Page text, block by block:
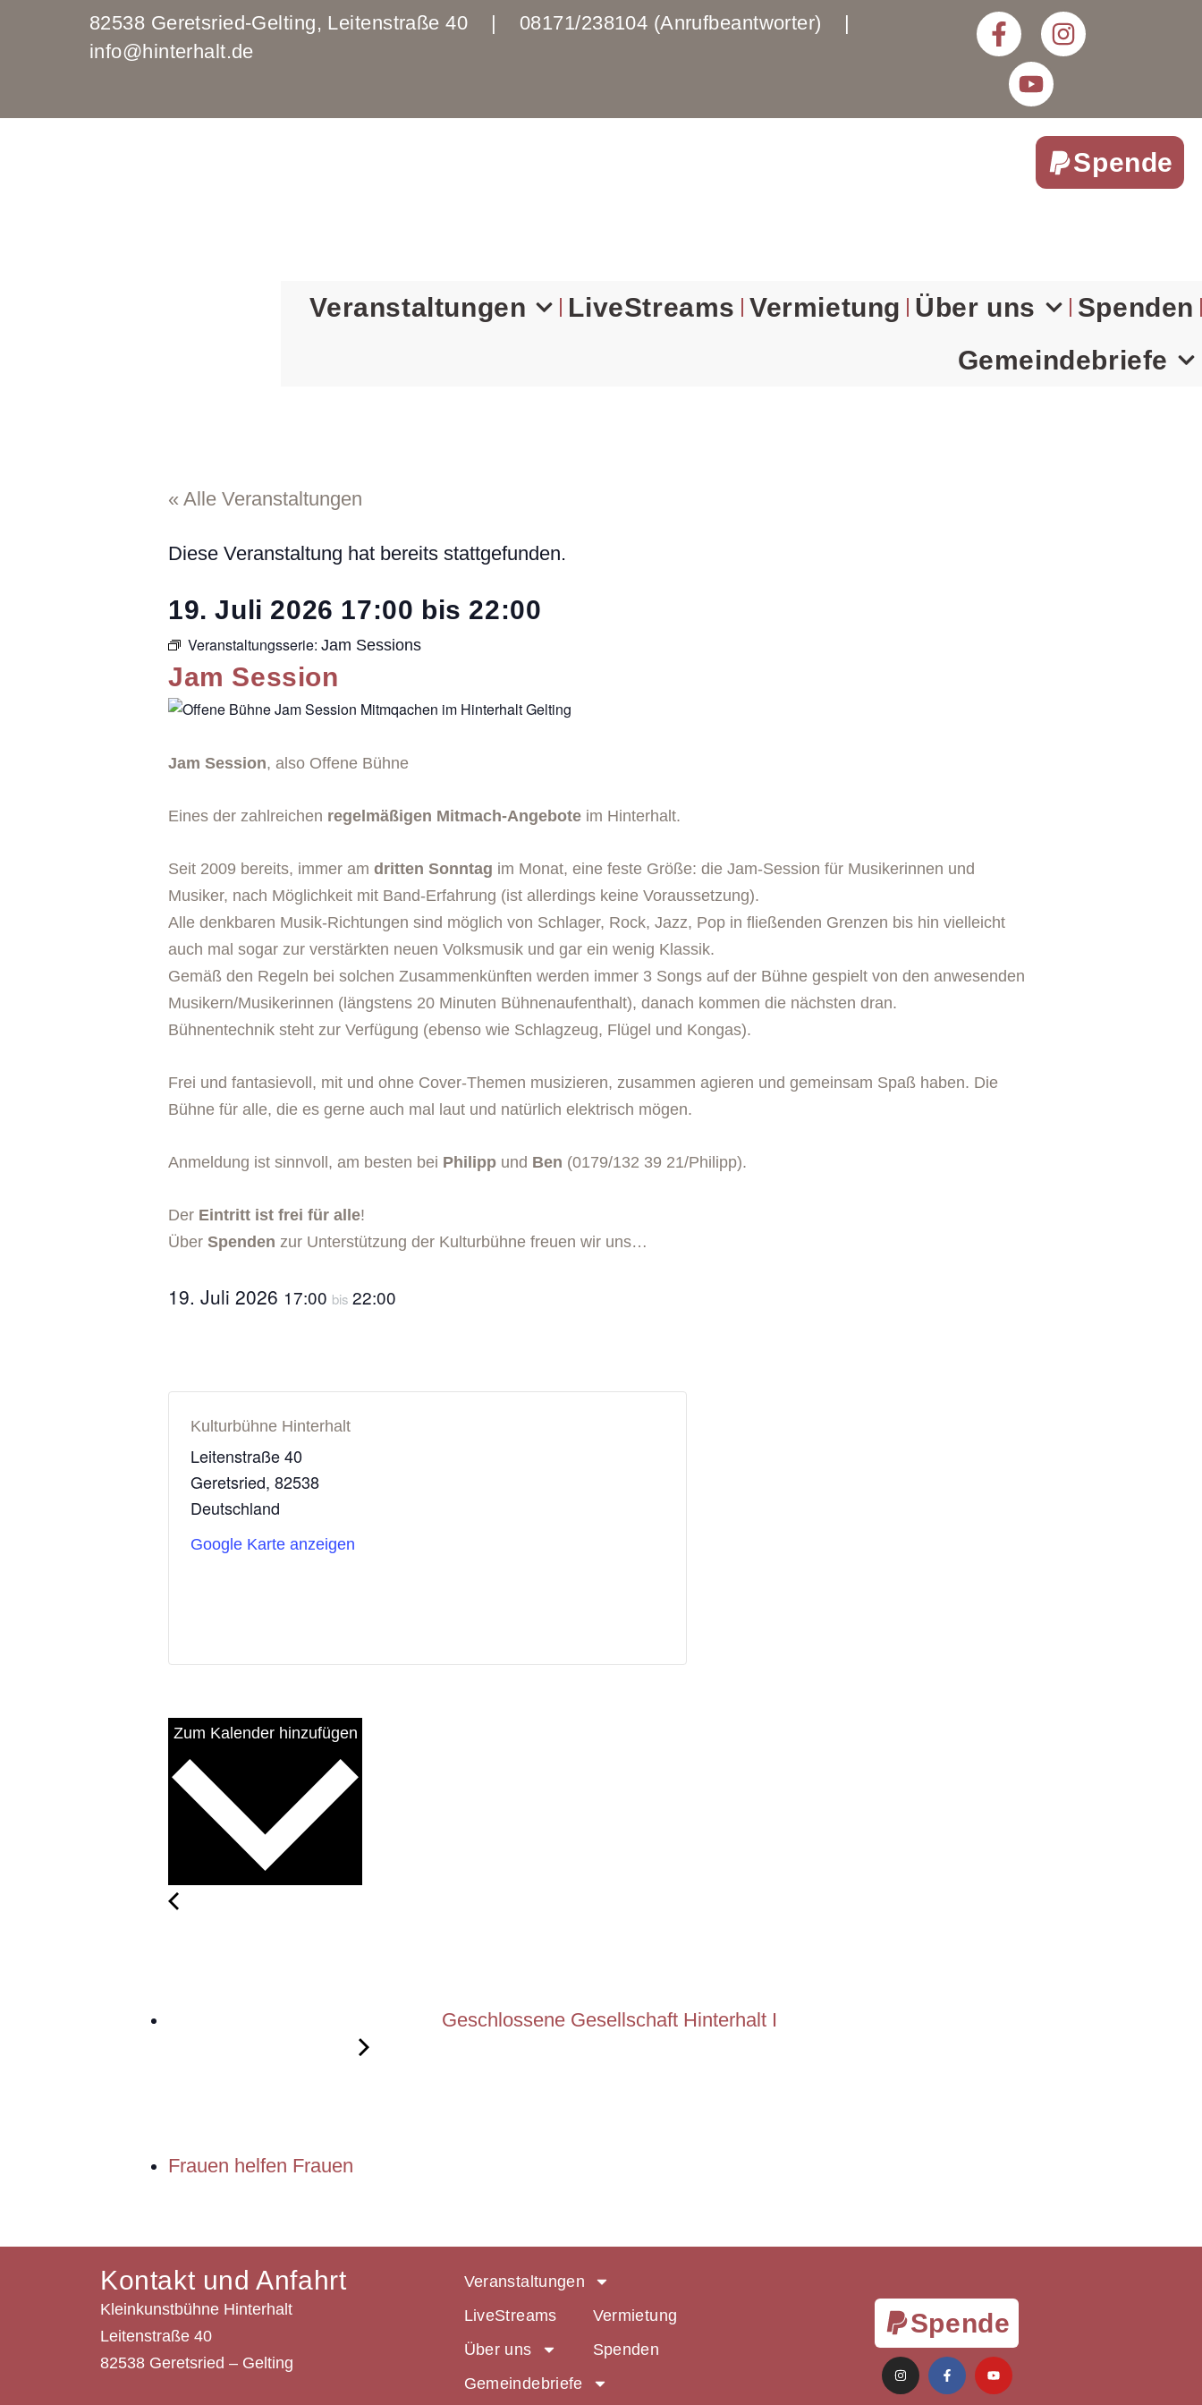
82538 Geretsried-Gelting, Leitenstraße 40 | 08171/238104 (Anrufbeantworter) |
info@hinterhalt.de
Spende
Veranstaltungen LiveStreams Vermietung Über uns
Spenden
Gemeindebriefe
« Alle Veranstaltungen
Diese Veranstaltung hat bereits stattgefunden.
19. Juli 2026 17:00 bis 22:00
Veranstaltungsserie: Jam Sessions
Jam Session
Jam Session, also Offene Bühne
Eines der zahlreichen regelmäßigen Mitmach-Angebote im Hinterhalt.
Seit 2009 bereits, immer am dritten Sonntag im Monat, eine feste Größe: die Jam-Session für Musikerinnen und
Musiker, nach Möglichkeit mit Band-Erfahrung (ist allerdings keine Voraussetzung).
Alle denkbaren Musik-Richtungen sind möglich von Schlager, Rock, Jazz, Pop in fließenden Grenzen bis hin vielleicht
auch mal sogar zur verstärkten neuen Volksmusik und gar ein wenig Klassik.
Gemäß den Regeln bei solchen Zusammenkünften werden immer 3 Songs auf der Bühne gespielt von den anwesenden
Musikern/Musikerinnen (längstens 20 Minuten Bühnenaufenthalt), danach kommen die nächsten dran.
Bühnentechnik steht zur Verfügung (ebenso wie Schlagzeug, Flügel und Kongas).
Frei und fantasievoll, mit und ohne Cover-Themen musizieren, zusammen agieren und gemeinsam Spaß haben. Die
Bühne für alle, die es gerne auch mal laut und natürlich elektrisch mögen.
Anmeldung ist sinnvoll, am besten bei Philipp und Ben (0179/132 39 21/Philipp).
Der Eintritt ist frei für alle!
Über Spenden zur Unterstützung der Kulturbühne freuen wir uns…
19. Juli 2026 17:00 bis 22:00
Kulturbühne Hinterhalt
Leitenstraße 40
Geretsried, 82538
Deutschland
Google Karte anzeigen
Geschlossene Gesellschaft Hinterhalt I
Frauen helfen Frauen
Kontakt und Anfahrt
Kleinkunstbühne Hinterhalt
Leitenstraße 40
82538 Geretsried – Gelting
Veranstaltungen
LiveStreams
Vermietung
Über uns
Spenden
Gemeindebriefe
Spende